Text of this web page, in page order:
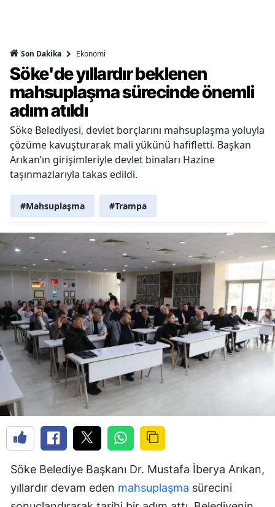
Son Dakika Ekonomi
Söke'de yıllardır beklenen
mahsuplaşma sürecinde önemli
adım atıldı
Söke Belediyesi, devlet borçlarını mahsuplaşma yoluyla
çözüme kavuşturarak mali yükünü hafifletti. Başkan
Arıkan’ın girişimleriyle devlet binaları Hazine
taşınmazlarıyla takas edildi.
#Mahsuplaşma #Trampa
Söke Belediye Başkanı Dr. Mustafa İberya Arıkan,
yıllardır devam eden mahsuplaşma sürecini